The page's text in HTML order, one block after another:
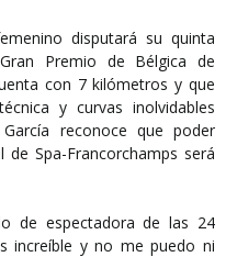
disputará su quinta
Premio de Bélgica de
con 7 kilómetros y que
y curvas inolvidables
reconoce que poder
Spa-Francorchamps será
de espectadora de las 24
increíble y no me puedo ni